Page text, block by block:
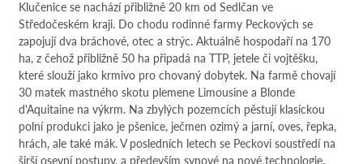
Klučenice se nachází přibližně 20 km od Sedlčan ve
Středočeském kraji. Do chodu rodinné farmy Peckových se
zapojují dva bráchové, otec a strýc. Aktuálně hospodaří na 170
ha, z čehož přibližně 50 ha připadá na TTP, jetele či vojtěšku,
které slouží jako krmivo pro chovaný dobytek. Na farmě chovají
30 matek mastného skotu plemene Limousine a Blonde
d'Aquitaine na výkrm. Na zbylých pozemcích pěstují klasickou
polní produkci jako je pšenice, ječmen ozimý a jarní, oves, řepka,
hrách, ale také mák. V posledních letech se Peckovi soustředí na
širší osevní postupy, a především synové na nové technologie.